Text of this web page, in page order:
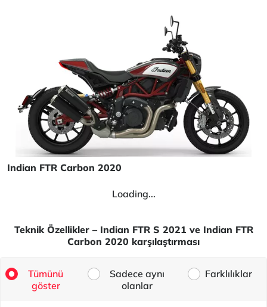
Indian FTR Carbon 2020
Loading...
Teknik Özellikler – Indian FTR S 2021 ve Indian FTR
Carbon 2020 karşılaştırması
Tümünü
göster
Sadece aynı
olanlar
Farklılıklar